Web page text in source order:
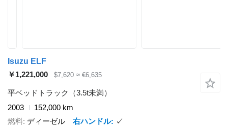
Isuzu ELF
￥1,221,000
$7,620 ≈ €6,635
平ベッドトラック（3.5t未満）
2003
152,000 km
燃料 ディーゼル 右ハンドル ✓